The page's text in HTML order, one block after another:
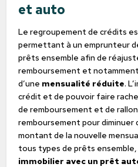
et auto
Le regroupement de crédits
permettant à un emprunteur
prêts ensemble afin de
remboursement et
d’une mensualité réduite.
crédit et de pouvoir faire
de remboursement et de
remboursement pour diminuer
montant de la nouvelle
tous types de prêts
immobilier avec un prêt